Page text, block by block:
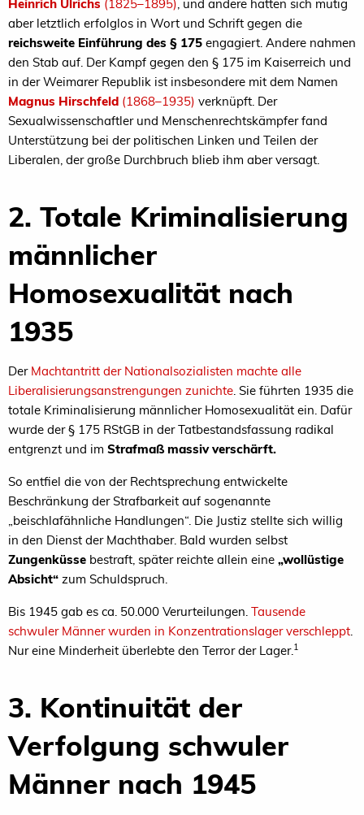
Heinrich Ulrichs (1825–1895), und andere hatten sich mutig
aber letztlich erfolglos in Wort und Schrift gegen die
reichsweite Einführung des § 175 engagiert. Andere nahmen
den Stab auf. Der Kampf gegen den § 175 im Kaiserreich und
in der Weimarer Republik ist insbesondere mit dem Namen
Magnus Hirschfeld (1868–1935) verknüpft. Der
Sexualwissenschaftler und Menschenrechtskämpfer fand
Unterstützung bei der politischen Linken und Teilen der
Liberalen, der große Durchbruch blieb ihm aber versagt.
2. Totale Kriminalisierung
männlicher
Homosexualität nach
1935
Der Machtantritt der Nationalsozialisten machte alle
Liberalisierungsanstrengungen zunichte . Sie führten 1935 die
totale Kriminalisierung männlicher Homosexualität ein. Dafür
wurde der § 175 RStGB in der Tatbestandsfassung radikal
entgrenzt und im Strafmaß massiv verschärft.
So entfiel die von der Rechtsprechung entwickelte
Beschränkung der Strafbarkeit auf sogenannte
„beischlafähnliche Handlungen“. Die Justiz stellte sich willig
in den Dienst der Machthaber. Bald wurden selbst
Zungenküsse bestraft, später reichte allein eine „wollüstige
Absicht“ zum Schuldspruch.
Bis 1945 gab es ca. 50.000 Verurteilungen. Tausende
schwuler Männer wurden in Konzentrationslager verschleppt
Nur eine Minderheit überlebte den Terror der Lager. 1
3. Kontinuität der
Verfolgung schwuler
Männer nach 1945